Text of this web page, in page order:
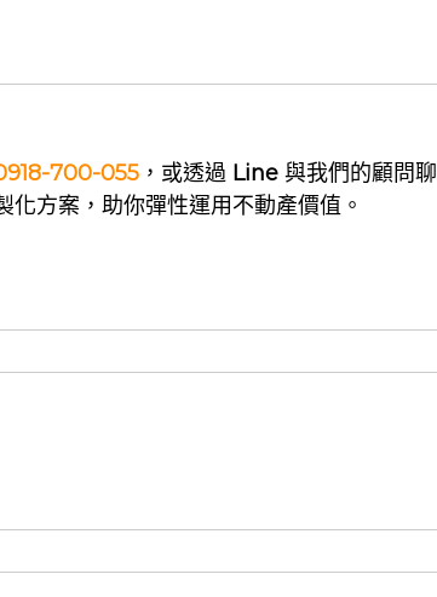
700-055 ，或透過 Line 與我們的顧問聊
方案，助你彈性運用不動產價值。